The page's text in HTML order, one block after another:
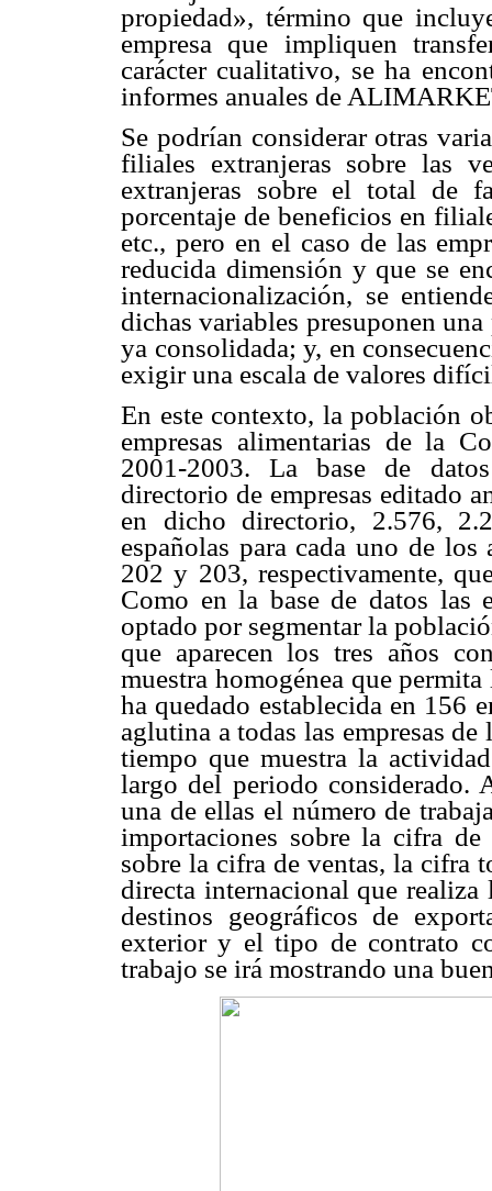
propiedad», término que
empresa que impliquen
carácter cualitativo, se ha
informes anuales de
Se podrían considerar otras
filiales extranjeras sobre las
extranjeras sobre el total de
porcentaje de beneficios en
etc., pero en el caso de las
reducida dimensión y que se
internacionalización, se
dichas variables presuponen
ya consolidada; y, en
exigir una escala de valores
En este contexto, la población
empresas alimentarias de la
2001-2003. La base de
directorio de empresas editado
en dicho directorio, 2.576,
españolas para cada uno de
202 y 203, respectivamente,
Como en la base de datos las
optado por segmentar la
que aparecen los tres años
muestra homogénea que
ha quedado establecida en 156
aglutina a todas las empresas
tiempo que muestra la
largo del periodo considerado.
una de ellas el número de
importaciones sobre la cifra de
sobre la cifra de ventas, la cifra
directa internacional que
destinos geográficos de
exterior y el tipo de contrato
trabajo se irá mostrando una